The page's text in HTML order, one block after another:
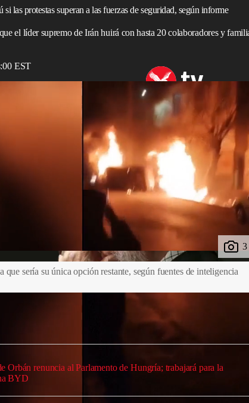
las protestas superan a las fuerzas de seguridad, según informe
el líder supremo de Irán huirá con hasta 20 colaboradores y
EST
en Irán, según testigos
Ali Khamenei, tendría un plan para huir aRusiasi las
fuerzas de seguridad, según un informe de
acompañado por hasta 20 asesores y familiares si se
encargados de reprimir lasmanifestaciones
comienzan a
según reveló una fuente de inteligencia al diarioThe Times.
Khamenei y su círculo más cercano, incluidos su hijo y heredero
sería su única opción restante, según fuentes de inteligencia
habían dejado al menos 17 muertos según grupos de derechos
Orbán renuncia al Parlamento de Hungría; trabajará para la
BYD